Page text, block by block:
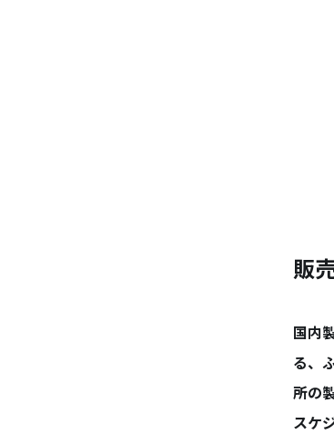
販
国内
る、
所の
スケ